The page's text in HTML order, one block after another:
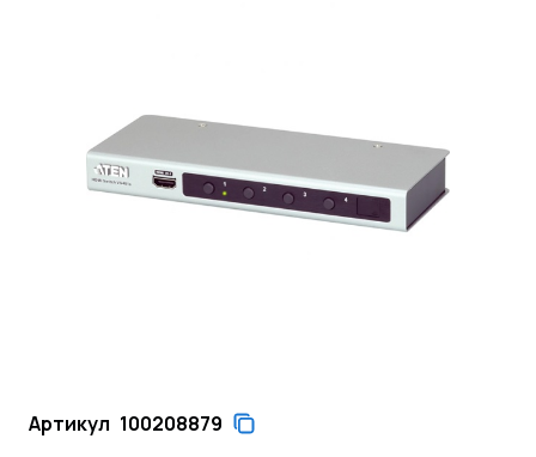
Артикул 100208879